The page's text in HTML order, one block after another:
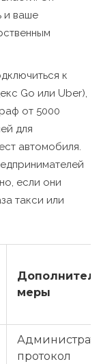
и ваше
к
Go или Uber),
от 5000
для
автомобиля.
если они
такси или
меры
протокол